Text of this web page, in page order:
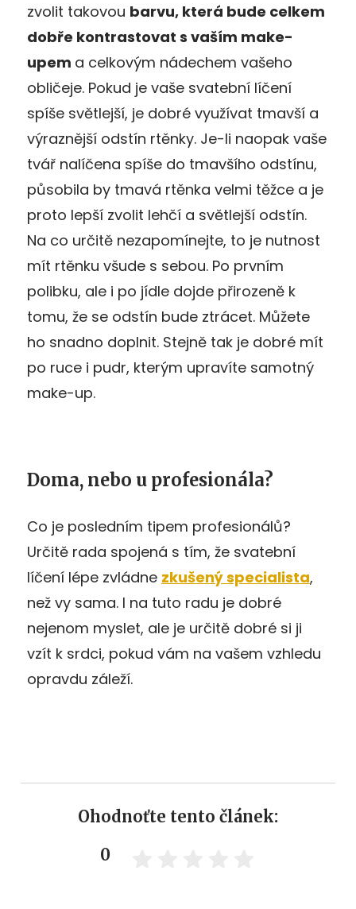
zvolit takovou barvu, která bude celkem
dobře kontrastovat s vaším make-
upem a celkovým nádechem vašeho
obličeje. Pokud je vaše svatební líčení
spíše světlejší, je dobré využívat tmavší a
výraznější odstín rtěnky. Je-li naopak vaše
tvář nalíčena spíše do tmavšího odstínu,
působila by tmavá rtěnka velmi těžce a je
proto lepší zvolit lehčí a světlejší odstín.
Na co určitě nezapomínejte, to je nutnost
mít rtěnku všude s sebou. Po prvním
polibku, ale i po jídle dojde přirozeně k
tomu, že se odstín bude ztrácet. Můžete
ho snadno doplnit. Stejně tak je dobré mít
po ruce i pudr, kterým upravíte samotný
make-up.
Doma, nebo u profesionála?
Co je posledním tipem profesionálů?
Určitě rada spojená s tím, že svatební
líčení lépe zvládne zkušený specialista,
než vy sama. I na tuto radu je dobré
nejenom myslet, ale je určitě dobré si ji
vzít k srdci, pokud vám na vašem vzhledu
opravdu záleží.
Ohodnoťte tento článek:
0